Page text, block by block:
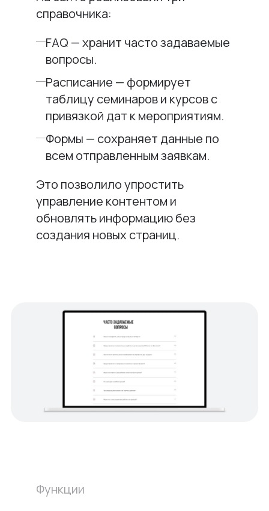
справочника:
FAQ — хранит часто задаваемые
вопросы.
Расписание — формирует
таблицу семинаров и курсов с
привязкой дат к мероприятиям.
Формы — сохраняет данные по
всем отправленным заявкам.
Это позволило упростить
управление контентом и
обновлять информацию без
создания новых страниц.
Функции